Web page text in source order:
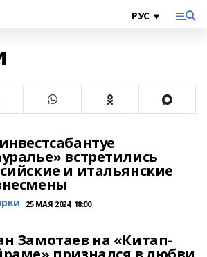
встретились
и итальянские
25 МАЯ 2024, 18:00
Замотаев на «Китап-